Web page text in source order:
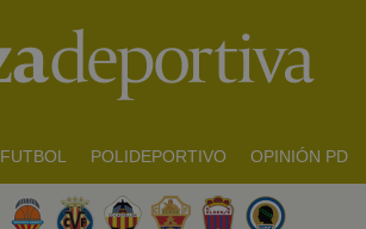
FUTBOL POLIDEPORTIVO OPINIÓN PD